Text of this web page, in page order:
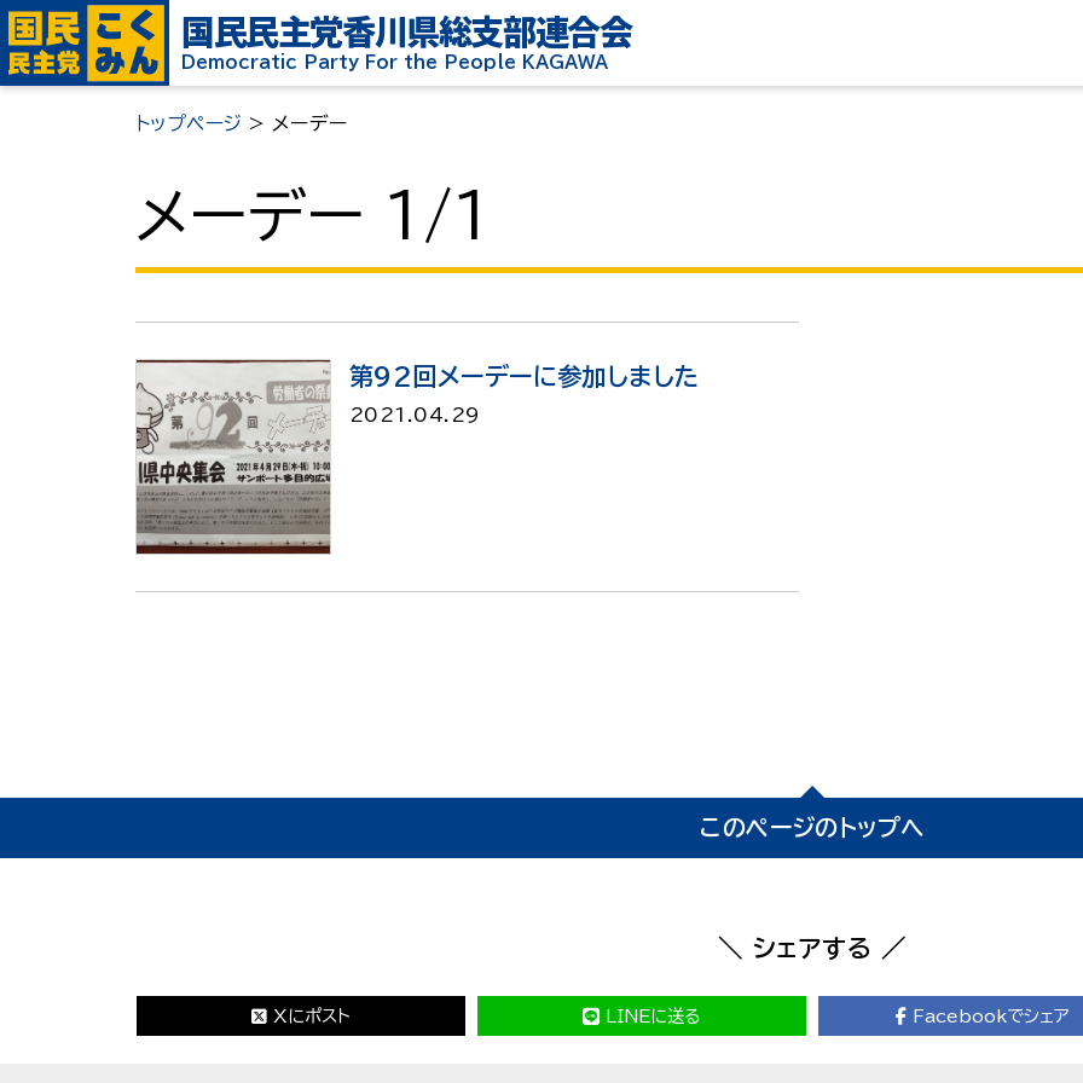
国民民主党香川県総支部連合会
Democratic Party For the People KAGAWA
トップページ > メーデー
メーデー 1/1
第92回メーデーに参加しました
2021.04.29
このページのトップへ
＼ シェアする ／
Xにポスト LINEに送る Facebookでシェア